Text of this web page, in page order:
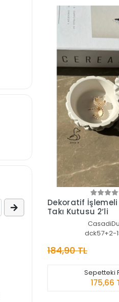
Sepete
Dekoratif
Takı Kutusu 2’li
dck57+2-
184,90 TL
Sepetteki
175,66